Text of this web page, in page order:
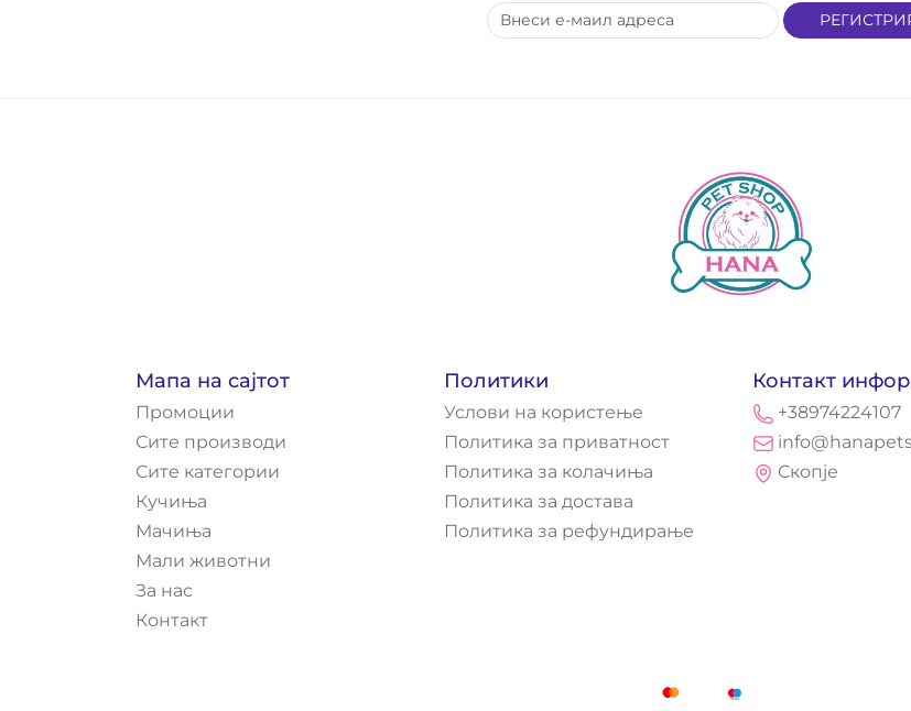
Мапа на сајтот
Промоции
Сите производи
Сите категории
Кучиња
Мачиња
Мали животни
За нас
Контакт
Политики
Услови на користење
Политика за приватност
Политика за колачиња
Политика за достава
Политика за рефундирање
Контакт
+38974224107
Скопје